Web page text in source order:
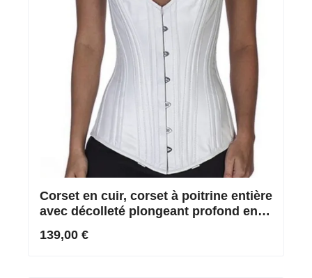
Corset en cuir, corset à poitrine entière
avec décolleté plongeant profond en
139,00 €